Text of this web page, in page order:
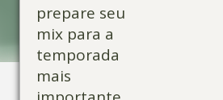
prepare seu
mix para a
temporada
mais
Confira nossos